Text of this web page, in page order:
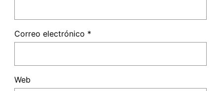
Correo electrónico *
Web